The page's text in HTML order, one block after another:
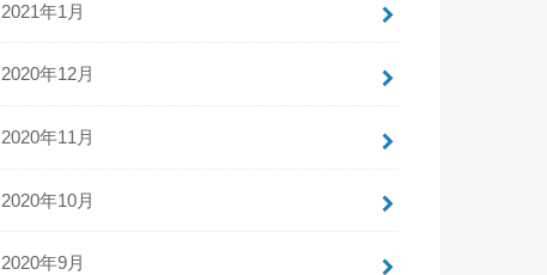
2021年1月
2020年12月
2020年11月
2020年10月
2020年9月